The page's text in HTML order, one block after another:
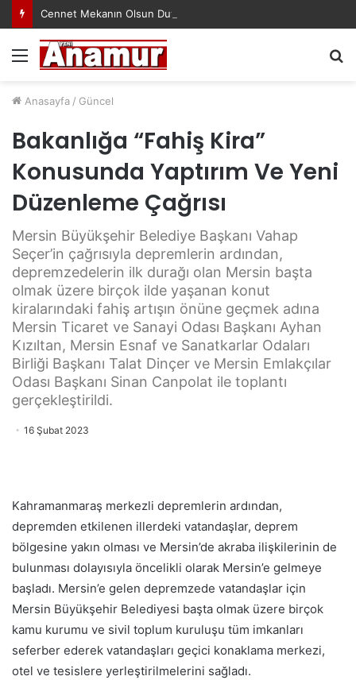
Cennet Mekanın Olsun Duygu Öksüz Canova
Menü
Anasayfa / Güncel
Bakanlığa “Fahiş Kira”
Konusunda Yaptırım Ve Yeni
Düzenleme Çağrısı
Mersin Büyükşehir Belediye Başkanı Vahap
Seçer’in çağrısıyla depremlerin ardından,
depremzedelerin ilk durağı olan Mersin başta
olmak üzere birçok ilde yaşanan konut
kiralarındaki fahiş artışın önüne geçmek adına
Mersin Ticaret ve Sanayi Odası Başkanı Ayhan
Kızıltan, Mersin Esnaf ve Sanatkarlar Odaları
Birliği Başkanı Talat Dinçer ve Mersin Emlakçılar
Odası Başkanı Sinan Canpolat ile toplantı
gerçekleştirildi.
16 Şubat 2023
Kahramanmaraş merkezli depremlerin ardından,
depremden etkilenen illerdeki vatandaşlar, deprem
bölgesine yakın olması ve Mersin’de akraba ilişkilerinin de
bulunması dolayısıyla öncelikli olarak Mersin’e gelmeye
başladı. Mersin’e gelen depremzede vatandaşlar için
Mersin Büyükşehir Belediyesi başta olmak üzere birçok
kamu kurumu ve sivil toplum kuruluşu tüm imkanları
seferber ederek vatandaşları geçici konaklama merkezi,
otel ve tesislere yerleştirilmelerini sağladı.